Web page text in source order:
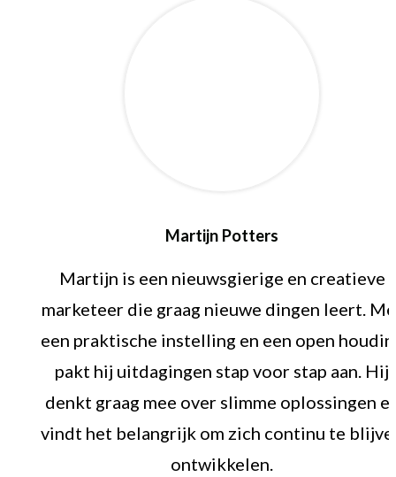
Martijn Potters
Martijn is een nieuwsgierige en creatieve
marketeer die graag nieuwe dingen leert.
een praktische instelling en een open
pakt hij uitdagingen stap voor stap aan. Hij
denkt graag mee over slimme oplossingen
vindt het belangrijk om zich continu te
ontwikkelen.